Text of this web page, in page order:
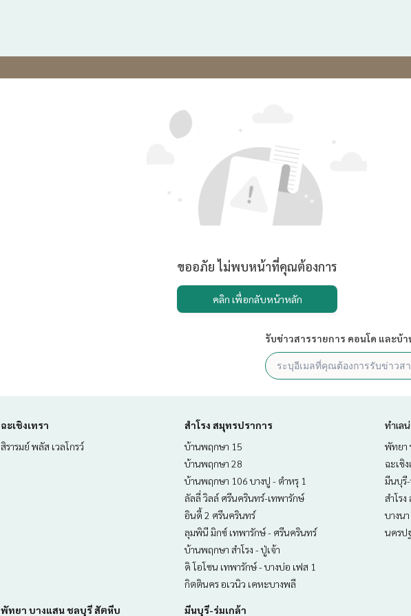
ขออภัย ไม่พบหน้าที่คุณต้องการ
คลิก เพื่อกลับหน้าหลัก
รับข่าวสารรายการ คอนโด และบ้า
ฉะเชิงเทรา
สิรารมย์ พลัส เวลโกรว์
สำโรง สมุทรปราการ
บ้านพฤกษา 15
บ้านพฤกษา 28
บ้านพฤกษา 106 บางปู - ตำหรุ 1
ลัลลี่ วิลล์ ศรีนครินทร์-เทพารักษ์
อินดี้ 2 ศรีนครินทร์
ลุมพินี มิกซ์ เทพารักษ์ - ศรีนครินทร์
บ้านพฤกษา สำโรง - ปู่เจ้า
ดิ โอโซน เทพารักษ์ - บางบ่อ เฟส 1
กิตตินคร อเวนิว เคหะบางพลี
พัทยา บางแสน ชลบุรี สัตหีบ มีนบุรี-ร่มเกล้า
ทำเล
พัทยา
ฉะเชิง
มีนบุรี-
สำโรง
บางน
นครป